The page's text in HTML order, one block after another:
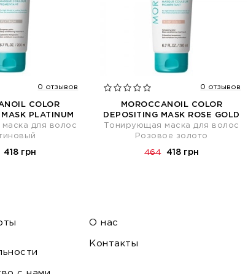
0 отзывов
COLOR
PLATINUM
для волос
418 грн
0 отзывов
MOROCCANOIL COLOR
DEPOSITING MASK ROSE GOLD
Тонирующая маска для волос
Розовое золото
464 418 грн
О нас
Контакты